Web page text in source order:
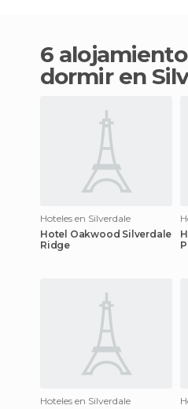
6 alojamientos donde
dormir en
Hoteles en Silverdale
Hotel Oakwood Silverdale
Ridge
Hoteles en Silverdale